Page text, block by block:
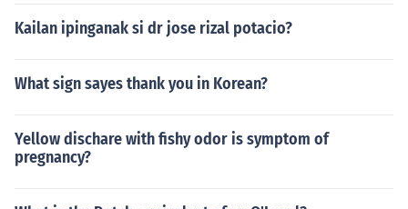
Kailan ipinganak si dr jose rizal potacio?
What sign sayes thank you in Korean?
Yellow dischare with fishy odor is symptom of
pregnancy?